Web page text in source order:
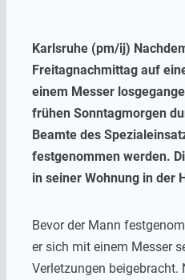
Karlsruhe (pm/ij)
Freitagnachmittag auf
einem Messer
frühen Sonntagmorgen
Beamte des
festgenommen werden.
in seiner Wohnung in der
Bevor der Mann
er sich mit einem Messer
Verletzungen beigebracht.